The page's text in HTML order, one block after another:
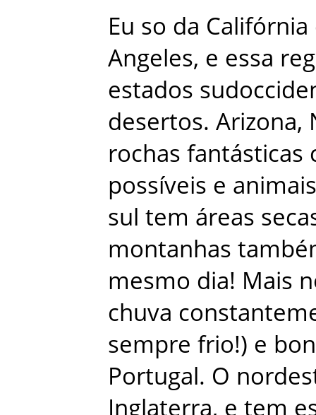
Eu so da Califórnia
Angeles, e essa
estados
desertos. Arizona,
rochas fantásticas
possíveis e animais
sul tem áreas
montanhas
mesmo dia! Mais
chuva
sempre frio!) e
Portugal. O
Inglaterra, e tem